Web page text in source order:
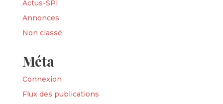
Actus-SPI
Annonces
Non classé
Méta
Connexion
Flux des publications